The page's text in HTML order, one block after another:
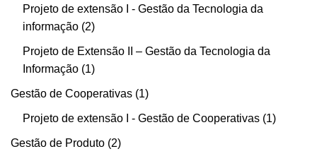
Projeto de extensão I - Gestão da Tecnologia da
informação 2
Projeto de Extensão II – Gestão da Tecnologia da
Informação 1
Gestão de Cooperativas 1
Projeto de extensão I - Gestão de Cooperativas 1
Gestão de Produto 2